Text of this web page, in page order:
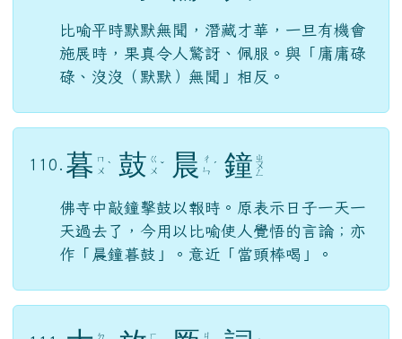
比喻平時默默無聞，潛藏才華，一旦有機會
施展時，果真令人驚訝、佩服。與「庸庸碌
碌、沒沒（默默）無聞」相反。
110. 暮
ㄨ ˋ 鼓 ㄍ
ㄨ ˇ 晨
ㄔ
ㄣ
ˊ 鐘 ㄓ
ㄨ
ㄥ
佛寺中敲鐘擊鼓以報時。原表示日子一天一
天過去了，今用以比喻使人覺悟的言論；亦
作「晨鐘暮鼓」。意近「當頭棒喝」。
ㄉ
ㄈ
ㄐ